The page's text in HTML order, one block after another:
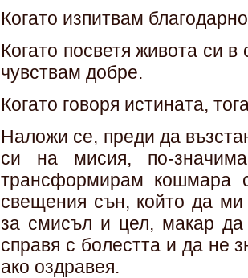
Когато изпитвам
Когато посветя живота си
чувствам добре.
Когато говоря истината,
Наложи се, преди да
си на мисия, по-
трансформирам кошмара
свещения сън, който да
за смисъл и цел, макар
справя с болестта и да не
ако оздравея.